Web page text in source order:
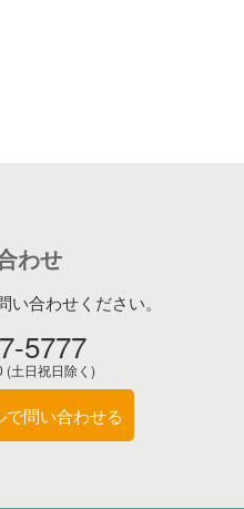
わせ
合わせください。
5777
(土日祝日除く)
で問い合わせる